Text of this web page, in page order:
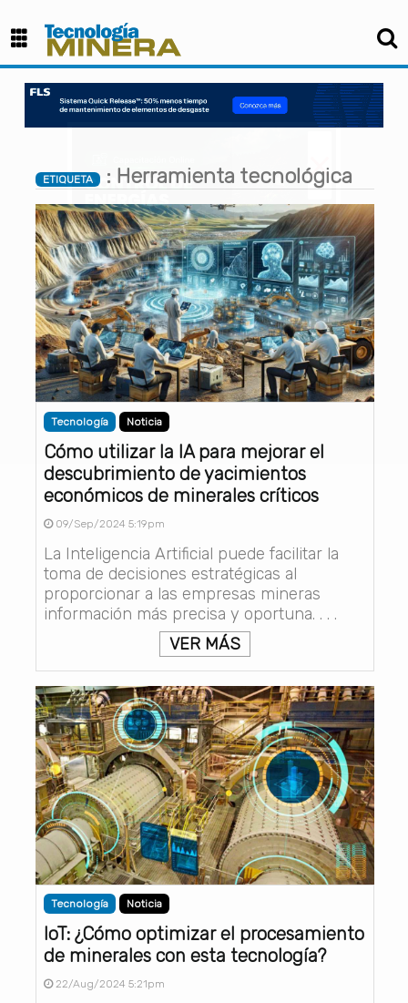
ETIQUETA : Herramienta tecnológica
Tecnología Noticia
Cómo utilizar la IA para mejorar el
descubrimiento de yacimientos
económicos de minerales críticos
09/Sep/2024 5:19pm
La Inteligencia Artificial puede facilitar la
toma de decisiones estratégicas al
proporcionar a las empresas mineras
información más precisa y oportuna. . . .
VER MÁS
Tecnología Noticia
IoT: ¿Cómo optimizar el procesamiento
de minerales con esta tecnología?
22/Aug/2024 5:21pm
×